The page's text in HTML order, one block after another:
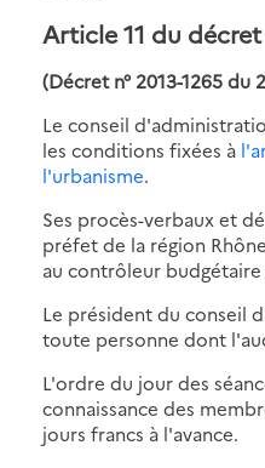
Article 11 du
(Décret n° 2013-1265 du
Le conseil
les conditions fixées à
l'urbanisme.
Ses procès-verbaux et
préfet de la région
au contrôleur
Le président du conseil
toute personne dont
L'ordre du jour des
connaissance des
jours francs à l'avance.